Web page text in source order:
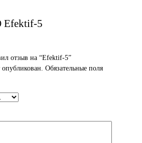
5
отзыв на “Efektif-5”
Обязательные поля